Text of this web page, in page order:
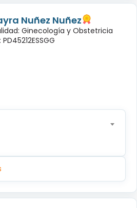
Nuñez Nuñez
Ginecología y Obstetricia